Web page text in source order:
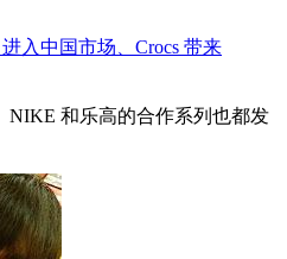
入中国市场、Crocs 带来
NIKE 和乐高的合作系列也都发